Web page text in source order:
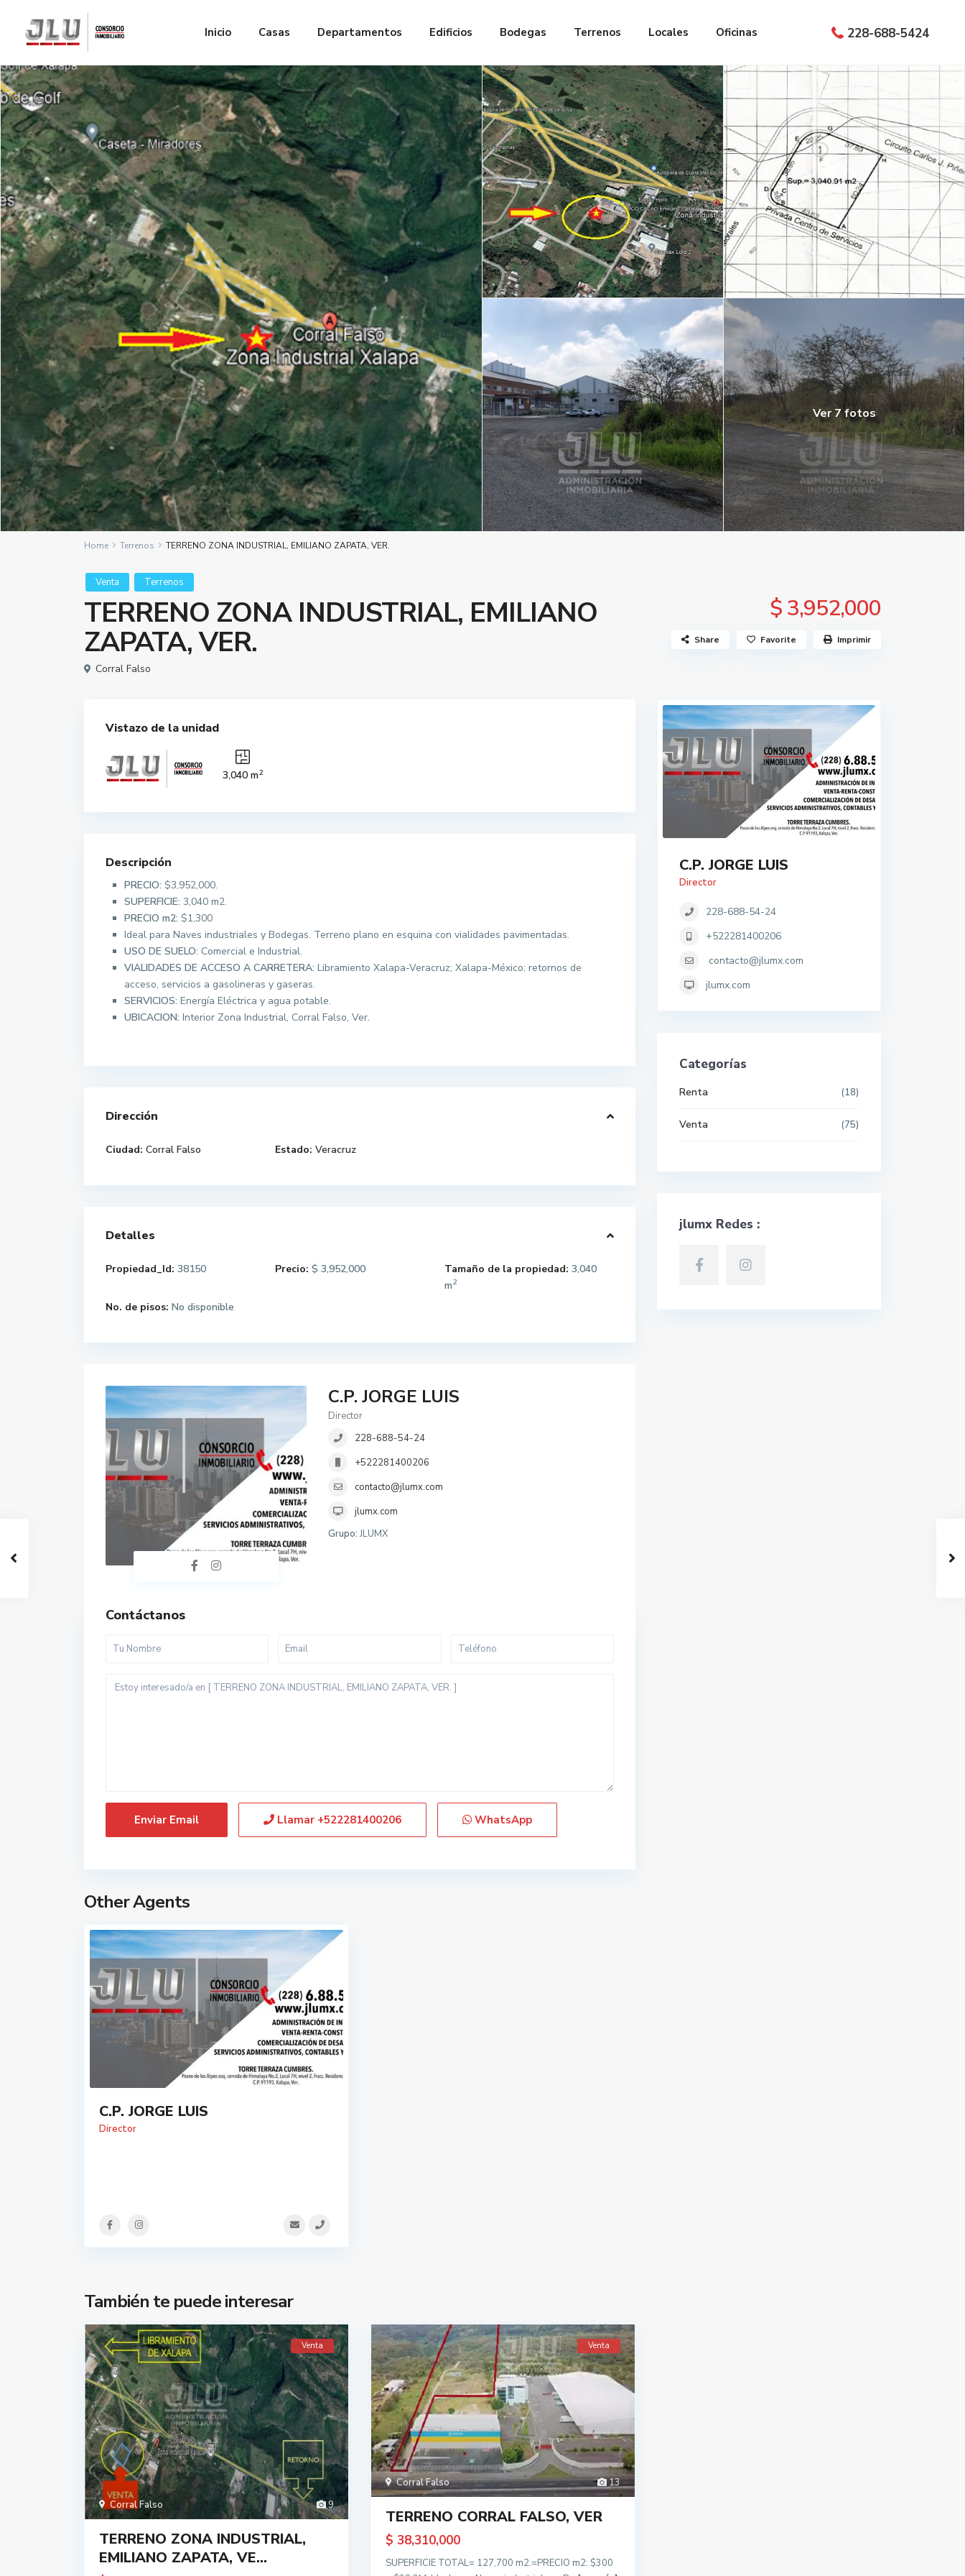
228-688-5424
Inicio Casas Departamentos Edificios Bodegas Terrenos Locales Oficinas
Ver 7 fotos
Home Terrenos TERRENO ZONA INDUSTRIAL, EMILIANO ZAPATA, VER.
Venta Terrenos
TERRENO ZONA INDUSTRIAL, EMILIANO
ZAPATA, VER.
$ 3,952,000
Corral Falso
Share Favorite Imprimir
Vistazo de la unidad
3,040 m2
Descripción
PRECIO: $3,952,000.
SUPERFICIE: 3,040 m2.
PRECIO m2: $1,300
Ideal para Naves industriales y Bodegas. Terreno plano en esquina con vialidades pavimentadas.
USO DE SUELO: Comercial e Industrial.
VIALIDADES DE ACCESO A CARRETERA: Libramiento Xalapa-Veracruz; Xalapa-México; retornos de
acceso, servicios a gasolineras y gaseras.
SERVICIOS: Energía Eléctrica y agua potable.
UBICACION: Interior Zona Industrial, Corral Falso, Ver.
Dirección
Ciudad: Corral Falso Estado: Veracruz
Detalles
Propiedad_Id: 38150 Precio: $ 3,952,000 Tamaño de la propiedad: 3,040
m2
No. de pisos: No disponible
C.P. JORGE LUIS
Director
228-688-54-24
+522281400206
contacto@jlumx.com
jlumx.com
Grupo:JLUMX
Contáctanos
Llamar +522281400206 WhatsApp
Other Agents
C.P. JORGE LUIS
Director
También te puede interesar
9
Corral Falso
Venta
TERRENO ZONA INDUSTRIAL,
EMILIANO ZAPATA, VE...
13
Corral Falso
Venta
TERRENO CORRAL FALSO, VER
$ 38,310,000
SUPERFICIE TOTAL= 127,700 m2.=PRECIO m2: $300
C.P. JORGE LUIS
Director
228-688-54-24
+522281400206
contacto@jlumx.com
jlumx.com
Categorías
Renta (18)
Venta (75)
jlumx Redes :